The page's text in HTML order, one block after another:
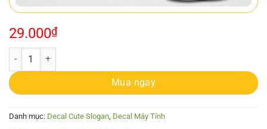
29.000₫
Decal cute slogan 069 số lượng
Mua ngay
Danh mục: Decal Cute Slogan Decal Máy Tính